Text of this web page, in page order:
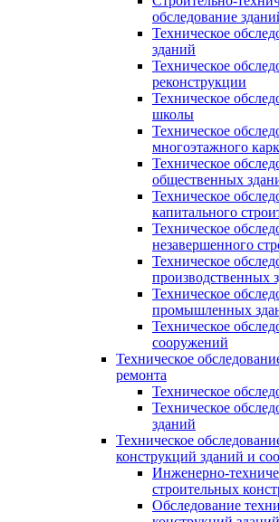
обследование
Техническое
зданий
Техническое
реконструкции
Техническое
школы
Техническое
многоэтажного
Техническое
общественных
Техническое
капитального
Техническое
незавершенного
Техническое
производственных
Техническое
промышленных
Техническое
сооружений
Техническое
ремонта
Техническое
Техническое
зданий
Техническое
конструкций зданий и
Инженерно-
строительных
Обследование